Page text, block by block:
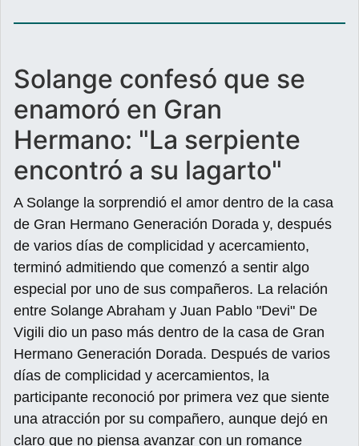
Solange confesó que se
enamoró en Gran
Hermano: "La serpiente
encontró a su lagarto"
A Solange la sorprendió el amor dentro de la casa
de Gran Hermano Generación Dorada y, después
de varios días de complicidad y acercamiento,
terminó admitiendo que comenzó a sentir algo
especial por uno de sus compañeros. La relación
entre Solange Abraham y Juan Pablo "Devi" De
Vigili dio un paso más dentro de la casa de Gran
Hermano Generación Dorada. Después de varios
días de complicidad y acercamientos, la
participante reconoció por primera vez que siente
una atracción por su compañero, aunque dejó en
claro que no piensa avanzar con un romance